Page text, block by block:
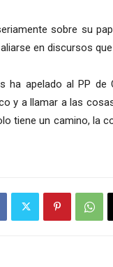
sobre su
en discursos
ha apelado al PP
y a llamar a las
tiene un camino, la